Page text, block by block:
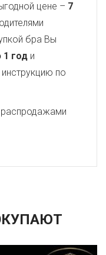
цене – 7
бра Вы
1 год и
по